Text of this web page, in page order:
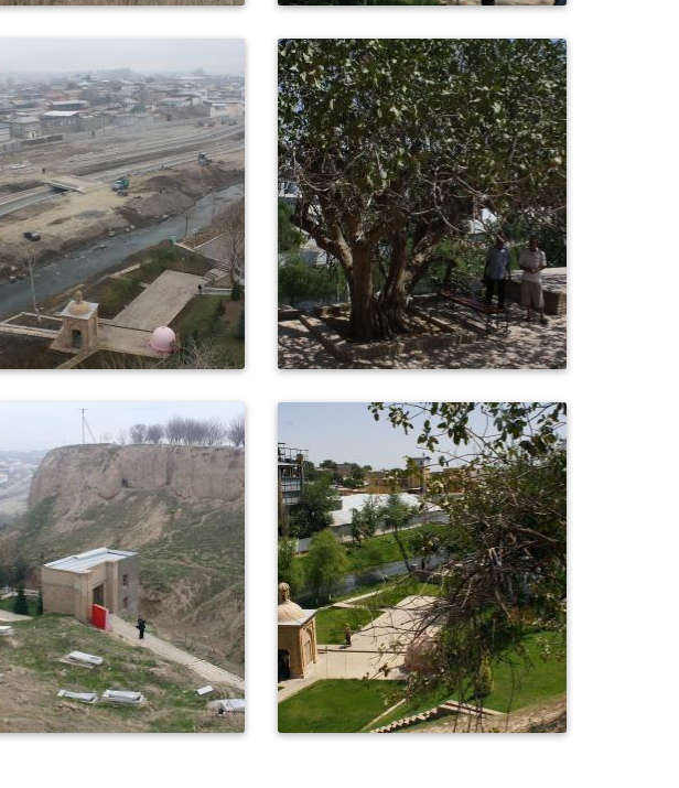
0 425 0 428
0 418 0 372